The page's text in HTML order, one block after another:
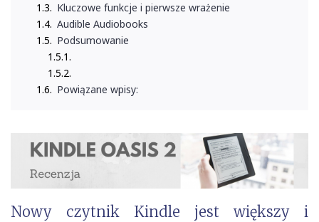
Kluczowe funkcje i pierwsze wrażenie
Audible Audiobooks
Podsumowanie
Powiązane wpisy:
Nowy czytnik Kindle jest większy i